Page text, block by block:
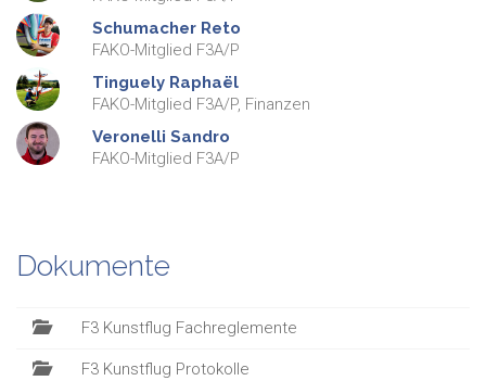
Schumacher Reto
FAKO-Mitglied F3A/P
Tinguely Raphaël
FAKO-Mitglied F3A/P, Finanzen
Veronelli Sandro
FAKO-Mitglied F3A/P
Dokumente
F3 Kunstflug Fachreglemente
F3 Kunstflug Protokolle